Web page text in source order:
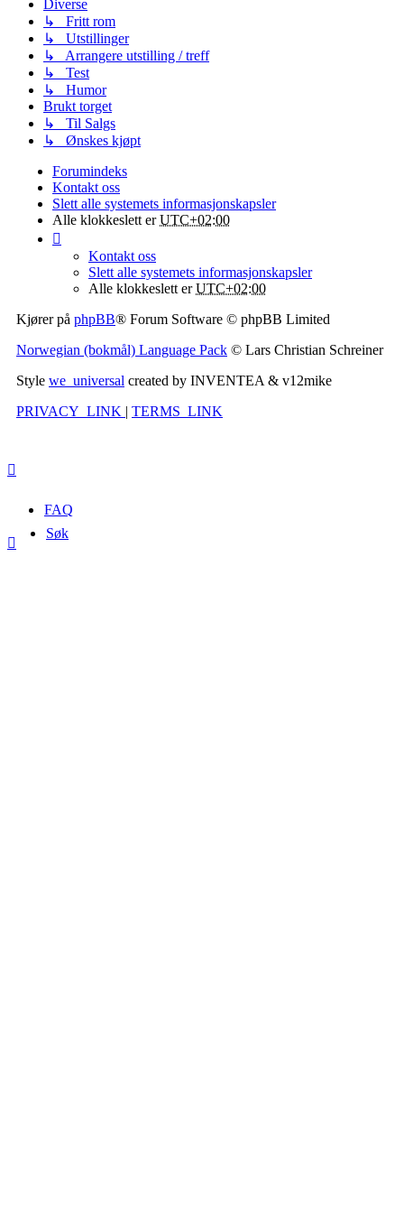
FAQ
Søk
Diverse
↳ Fritt rom
↳ Utstillinger
↳ Arrangere utstilling / treff
↳ Test
↳ Humor
Brukt torget
↳ Til Salgs
↳ Ønskes kjøpt
Forumindeks
Kontakt oss
Slett alle systemets informasjonskapsler
Alle klokkeslett erUTC+02:00
Kontakt oss
Slett alle systemets informasjonskapsler
Alle klokkeslett erUTC+02:00
Kjører på phpBB® Forum Software © phpBB Limited
Norwegian (bokmål) Language Pack © Lars Christian Schreiner
Style we_universal created by INVENTEA & v12mike
PRIVACY_LINK | TERMS_LINK